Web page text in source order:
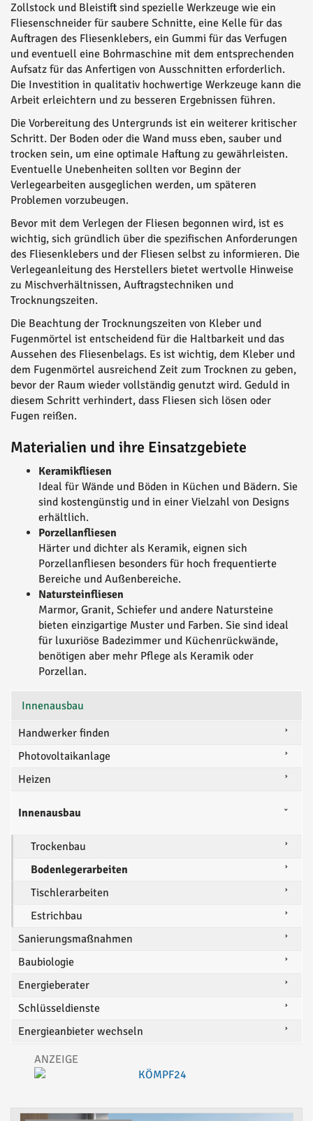
Zollstock und Bleistift sind spezielle Werkzeuge wie ein
Fliesenschneider für saubere Schnitte, eine Kelle für das
Auftragen des Fliesenklebers, ein Gummi für das Verfugen
und eventuell eine Bohrmaschine mit dem entsprechenden
Aufsatz für das Anfertigen von Ausschnitten erforderlich.
Die Investition in qualitativ hochwertige Werkzeuge kann die
Arbeit erleichtern und zu besseren Ergebnissen führen.
Die Vorbereitung des Untergrunds ist ein weiterer kritischer
Schritt. Der Boden oder die Wand muss eben, sauber und
trocken sein, um eine optimale Haftung zu gewährleisten.
Eventuelle Unebenheiten sollten vor Beginn der
Verlegearbeiten ausgeglichen werden, um späteren
Problemen vorzubeugen.
Bevor mit dem Verlegen der Fliesen begonnen wird, ist es
wichtig, sich gründlich über die spezifischen Anforderungen
des Fliesenklebers und der Fliesen selbst zu informieren. Die
Verlegeanleitung des Herstellers bietet wertvolle Hinweise
zu Mischverhältnissen, Auftragstechniken und
Trocknungszeiten.
Die Beachtung der Trocknungszeiten von Kleber und
Fugenmörtel ist entscheidend für die Haltbarkeit und das
Aussehen des Fliesenbelags. Es ist wichtig, dem Kleber und
dem Fugenmörtel ausreichend Zeit zum Trocknen zu geben,
bevor der Raum wieder vollständig genutzt wird. Geduld in
diesem Schritt verhindert, dass Fliesen sich lösen oder
Fugen reißen.
Materialien und ihre Einsatzgebiete
Keramikfliesen
Ideal für Wände und Böden in Küchen und Bädern. Sie
sind kostengünstig und in einer Vielzahl von Designs
erhältlich.
Porzellanfliesen
Härter und dichter als Keramik, eignen sich
Porzellanfliesen besonders für hoch frequentierte
Bereiche und Außenbereiche.
Natursteinfliesen
Marmor, Granit, Schiefer und andere Natursteine
bieten einzigartige Muster und Farben. Sie sind ideal
für luxuriöse Badezimmer und Küchenrückwände,
benötigen aber mehr Pflege als Keramik oder
Porzellan.
Innenausbau
Handwerker finden
Photovoltaikanlage
Heizen
Innenausbau
Trockenbau
Bodenlegerarbeiten
Tischlerarbeiten
Estrichbau
Sanierungsmaßnahmen
Baubiologie
Energieberater
Schlüsseldienste
Energieanbieter wechseln